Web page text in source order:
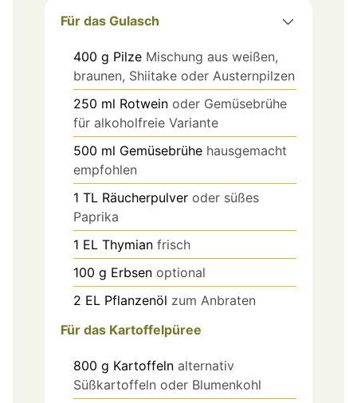
Für das Gulasch
400 g Pilze Mischung aus weißen,
braunen, Shiitake oder Austernpilzen
250 ml Rotwein oder Gemüsebrühe
für alkoholfreie Variante
500 ml Gemüsebrühe hausgemacht
empfohlen
1 TL Räucherpulver oder süßes
Paprika
1 EL Thymian frisch
100 g Erbsen optional
2 EL Pflanzenöl zum Anbraten
Für das Kartoffelpüree
800 g Kartoffeln alternativ
Süßkartoffeln oder Blumenkohl